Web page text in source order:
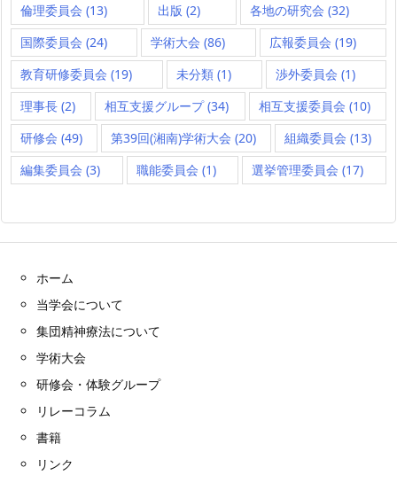
倫理委員会 (13) 出版 (2) 各地の研究会 (32)
国際委員会 (24) 学術大会 (86) 広報委員会 (19)
教育研修委員会 (19) 未分類 (1) 渉外委員会 (1)
理事長 (2) 相互支援グループ(34) 相互支援委員会 (10)
研修会 (49) 第39回(湘南)学術大会 (20) 組織委員会 (13)
編集委員会 (3) 職能委員会 (1) 選挙管理委員会 (17)
ホーム
当学会について
集団精神療法について
学術大会
研修会・体験グループ
リレーコラム
書籍
リンク